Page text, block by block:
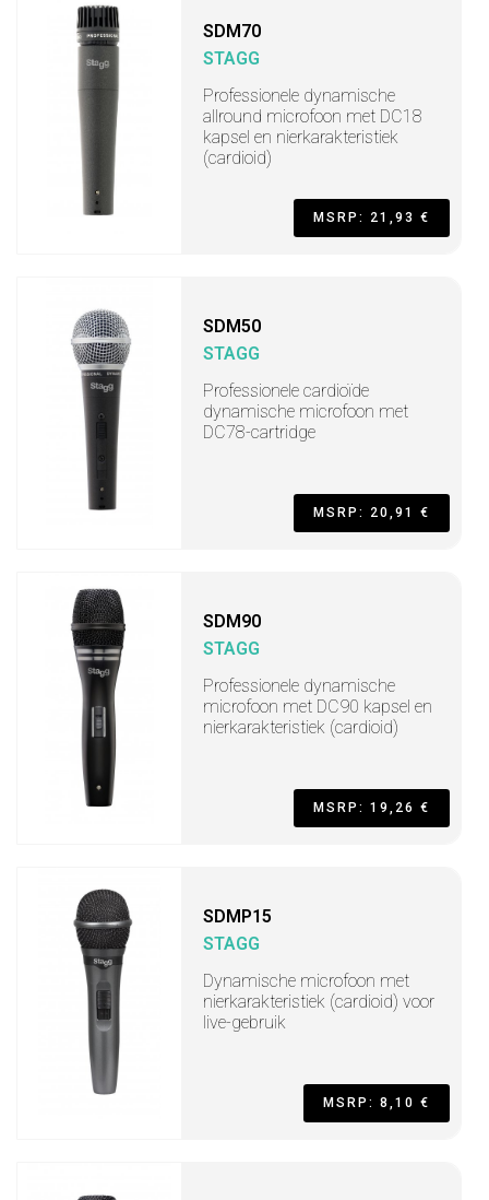
SDM70
STAGG
Professionele dynamische
allround microfoon met DC18
kapsel en nierkarakteristiek
(cardioid)
MSRP: 21,93 €
SDM50
STAGG
Professionele cardioïde
dynamische microfoon met
DC78-cartridge
MSRP: 20,91 €
SDM90
STAGG
Professionele dynamische
microfoon met DC90 kapsel en
nierkarakteristiek (cardioid)
MSRP: 19,26 €
SDMP15
STAGG
Dynamische microfoon met
nierkarakteristiek (cardioid) voor
live-gebruik
MSRP: 8,10 €